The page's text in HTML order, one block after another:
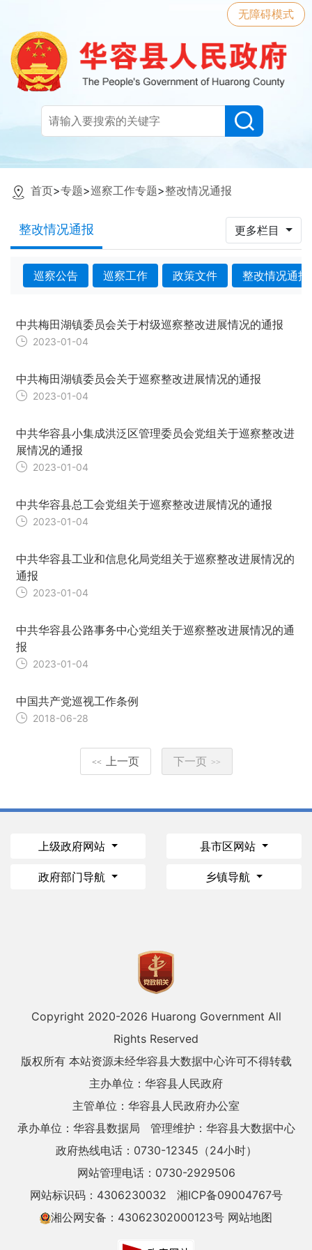
无障碍模式
首页>专题>巡察工作专题>整改情况通报
整改情况通报 更多栏目
巡察公告 巡察工作 政策文件 整改情况通报
中共梅田湖镇委员会关于村级巡察整改进展情况的通报
2023-01-04
中共梅田湖镇委员会关于巡察整改进展情况的通报
2023-01-04
中共华容县小集成洪泛区管理委员会党组关于巡察整改进
展情况的通报
2023-01-04
中共华容县总工会党组关于巡察整改进展情况的通报
2023-01-04
中共华容县工业和信息化局党组关于巡察整改进展情况的
通报
2023-01-04
中共华容县公路事务中心党组关于巡察整改进展情况的通
报
2023-01-04
中国共产党巡视工作条例
2018-06-28
<< 上一页 下一页 >>
上级政府网站 县市区网站
政府部门导航 乡镇导航
Copyright 2020-2026 Huarong Government All
Rights Reserved
版权所有 本站资源未经华容县大数据中心许可不得转载
主办单位：华容县人民政府
主管单位：华容县人民政府办公室
承办单位：华容县数据局
管理维护：华容县大数据中心
政府热线电话：0730-12345（24小时）
网站管理电话：0730-2929506
网站标识码：4306230032
湘ICP备09004767号
湘公网安备：43062302000123号 网站地图